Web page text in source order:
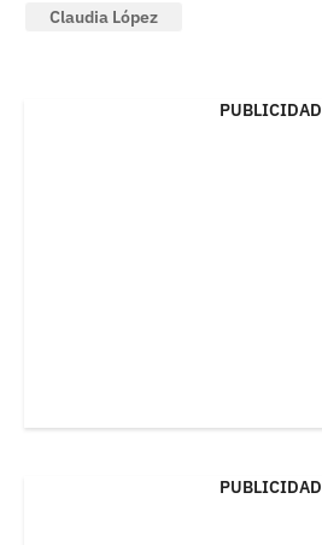
Claudia López
PUBLICIDAD
PUBLICIDAD